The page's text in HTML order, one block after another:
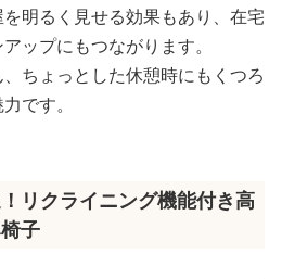
明るく見せる効果もあり、在宅
ップにもつながります。
ちょっとした休憩時にもくつろ
です。
リクライニング機能付き高
子